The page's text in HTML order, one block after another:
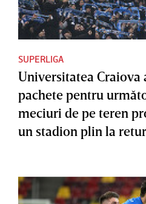
SUPERLIGA
Universitatea Craiova
pachete pentru
meciuri de pe teren
un stadion plin la